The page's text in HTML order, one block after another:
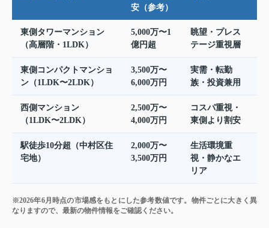
安（参考）
東側タワーマンション
（高層階・1LDK）
5,000万〜1
億円超
眺望・プレス
テージ重視層
東側コンパクトマンショ
ン（1LDK〜2LDK）
3,500万〜
6,000万円
実需・転勤
族・投資兼用
西側マンション
（1LDK〜2LDK）
2,500万〜
4,000万円
コスパ重視・
東側より割安
駅徒歩10分超（中村区住
宅地）
2,000万〜
3,500万円
生活環境重
視・静かなエ
リア
※2026年6月時点の市場感をもとにした参考数値です。物件ごとに大きく異
なりますので、最新の物件情報をご確認ください。